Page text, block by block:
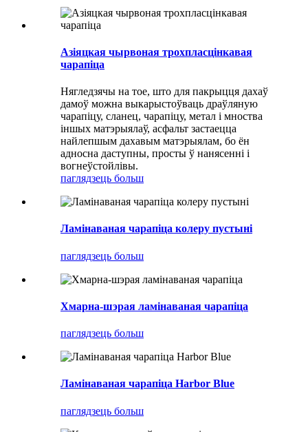
Азіяцкая чырвоная трохпласцінкавая
чарапіца
Нягледзячы на ​​тое, што для пакрыцця дахаў
дамоў можна выкарыстоўваць драўляную
чарапіцу, сланец, чарапіцу, метал і мноства
іншых матэрыялаў, асфальт застаецца
найлепшым дахавым матэрыялам, бо ён
адносна даступны, просты ў нанясенні і
вогнеўстойлівы.
паглядзець больш
Ламінаваная чарапіца колеру пустыні
паглядзець больш
Хмарна-шэрая ламінаваная чарапіца
паглядзець больш
Ламінаваная чарапіца Harbor Blue
паглядзець больш